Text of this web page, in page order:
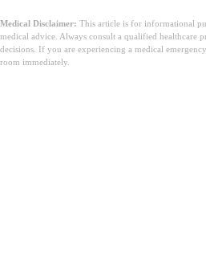
Medical Disclaimer: This article is for informational
medical advice. Always consult a qualified healthcare
decisions. If you are experiencing a medical
room immediately.